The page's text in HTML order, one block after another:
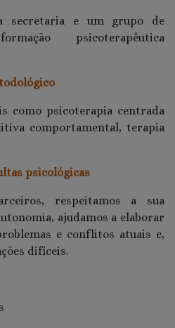
secretaria e um grupo de
psicoterapêutica
como psicoterapia centrada
comportamental, terapia
psicológicas
respeitamos a sua
ajudamos a elaborar
e conflitos atuais e,
difíceis.